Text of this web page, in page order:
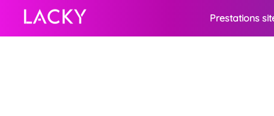
Prestations